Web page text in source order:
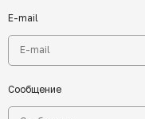
E-mail
Сообщение